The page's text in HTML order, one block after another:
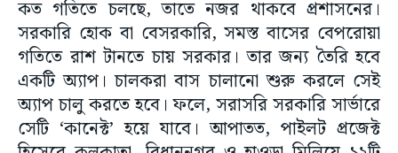
কত গতিতে চলছে, তাতে নজর থাকবে প্রশাসনের।
সরকারি হোক বা বেসরকারি, সমস্ত বাসের বেপরোয়া
গতিতে রাশ টানতে চায় সরকার। তার জন্য তৈরি হবে
একটি অ্যাপ। চালকরা বাস চালানো শুরু করলে সেই
অ্যাপ চালু করতে হবে। ফলে, সরাসরি সরকারি সার্ভারে
সেটি ‘কানেক্ট’ হয়ে যাবে। আপাতত, পাইলট প্রজেক্ট